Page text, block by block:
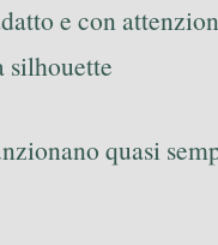
e con
silhouette
quasi